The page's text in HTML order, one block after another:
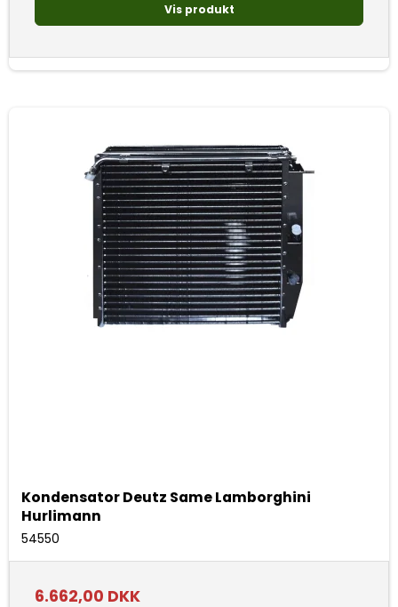
Vis produkt
Kondensator Deutz Same Lamborghini
Hurlimann
54550
6.662,00 DKK